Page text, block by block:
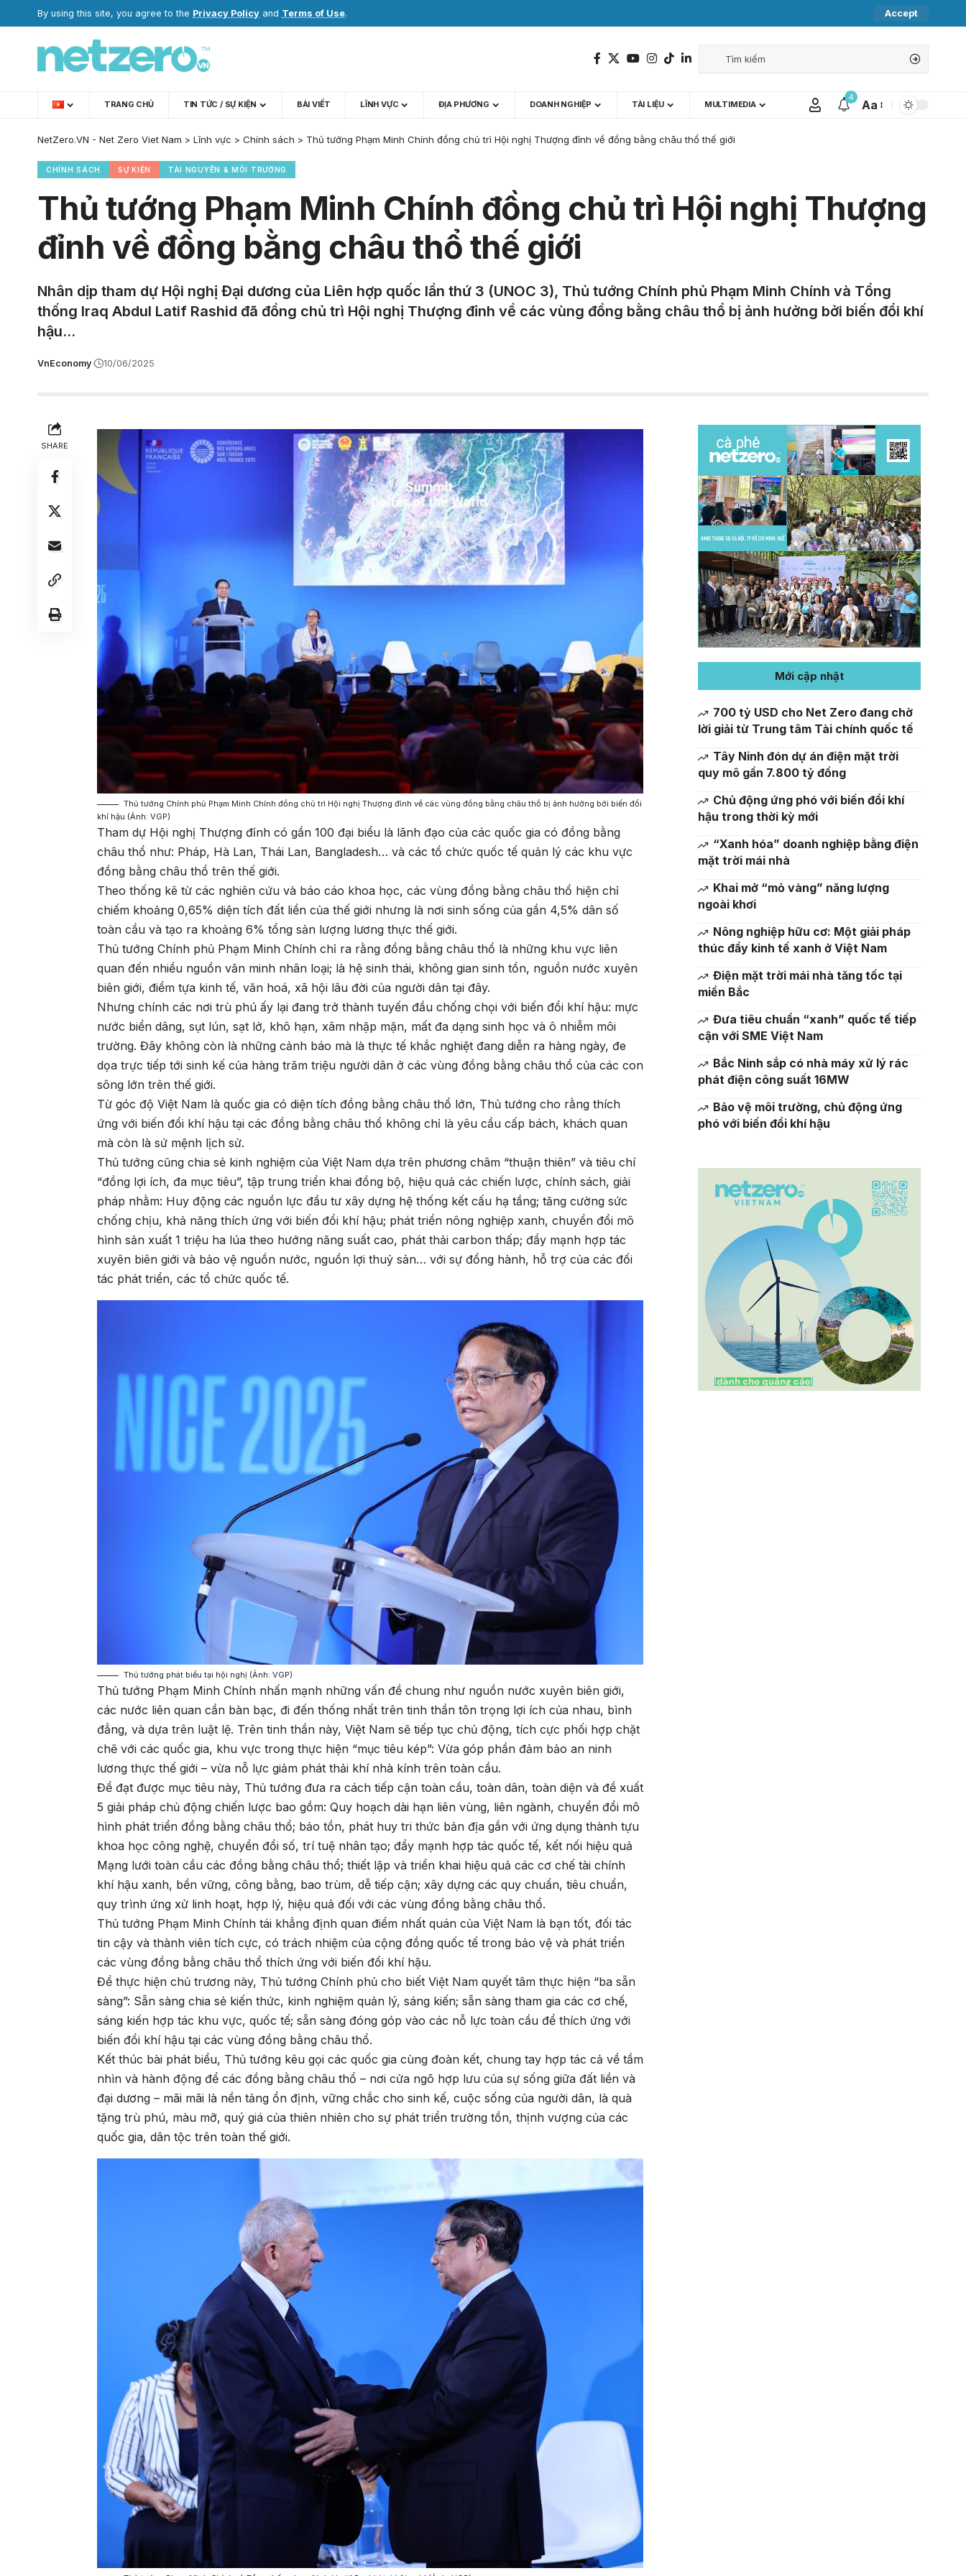
By using this site, you agree to the Privacy Policy and Terms of Use. Accept
TRANG CHỦ TIN TỨC / SỰ KIỆN BÀI VIẾT LĨNH VỰC ĐỊA PHƯƠNG DOANH NGHIỆP TÀI LIỆU MULTIMEDIA
4
Aa
NetZero.VN - Net Zero Viet Nam > Lĩnh vực > Chính sách > Thủ tướng Phạm Minh Chính đồng chủ trì Hội nghị Thượng đỉnh về đồng bằng châu thổ thế giới
CHÍNH SÁCH SỰ KIỆN TÀI NGUYÊN & MÔI TRƯỜNG
Thủ tướng Phạm Minh Chính đồng chủ trì Hội nghị Thượng
đỉnh về đồng bằng châu thổ thế giới
Nhân dịp tham dự Hội nghị Đại dương của Liên hợp quốc lần thứ 3 (UNOC 3), Thủ tướng Chính phủ Phạm Minh Chính và Tổng
thống Iraq Abdul Latif Rashid đã đồng chủ trì Hội nghị Thượng đỉnh về các vùng đồng bằng châu thổ bị ảnh hưởng bởi biến đổi khí
hậu...
VnEconomy 10/06/2025
SHARE
Thủ tướng Chính phủ Phạm Minh Chính đồng chủ trì Hội nghị Thượng đỉnh về các vùng đồng bằng châu thổ bị ảnh hưởng bởi biến đổi
khí hậu (Ảnh: VGP)
Tham dự Hội nghị Thượng đỉnh có gần 100 đại biểu là lãnh đạo của các quốc gia có đồng bằng
châu thổ như: Pháp, Hà Lan, Thái Lan, Bangladesh… và các tổ chức quốc tế quản lý các khu vực
đồng bằng châu thổ trên thế giới.
Theo thống kê từ các nghiên cứu và báo cáo khoa học, các vùng đồng bằng châu thổ hiện chỉ
chiếm khoảng 0,65% diện tích đất liền của thế giới nhưng là nơi sinh sống của gần 4,5% dân số
toàn cầu và tạo ra khoảng 6% tổng sản lượng lương thực thế giới.
Thủ tướng Chính phủ Phạm Minh Chính chỉ ra rằng đồng bằng châu thổ là những khu vực liên
quan đến nhiều nguồn văn minh nhân loại; là hệ sinh thái, không gian sinh tồn, nguồn nước xuyên
biên giới, điểm tựa kinh tế, văn hoá, xã hội lâu đời của người dân tại đây.
Nhưng chính các nơi trù phú ấy lại đang trở thành tuyến đầu chống chọi với biến đổi khí hậu: mực
nước biển dâng, sụt lún, sạt lở, khô hạn, xâm nhập mặn, mất đa dạng sinh học và ô nhiễm môi
trường. Đây không còn là những cảnh báo mà là thực tế khắc nghiệt đang diễn ra hàng ngày, đe
dọa trực tiếp tới sinh kế của hàng trăm triệu người dân ở các vùng đồng bằng châu thổ của các con
sông lớn trên thế giới.
Từ góc độ Việt Nam là quốc gia có diện tích đồng bằng châu thổ lớn, Thủ tướng cho rằng thích
ứng với biến đổi khí hậu tại các đồng bằng châu thổ không chỉ là yêu cầu cấp bách, khách quan
mà còn là sứ mệnh lịch sử.
Thủ tướng cũng chia sẻ kinh nghiệm của Việt Nam dựa trên phương châm “thuận thiên” và tiêu chí
“đồng lợi ích, đa mục tiêu”, tập trung triển khai đồng bộ, hiệu quả các chiến lược, chính sách, giải
pháp nhằm: Huy động các nguồn lực đầu tư xây dựng hệ thống kết cấu hạ tầng; tăng cường sức
chống chịu, khả năng thích ứng với biến đổi khí hậu; phát triển nông nghiệp xanh, chuyển đổi mô
hình sản xuất 1 triệu ha lúa theo hướng năng suất cao, phát thải carbon thấp; đẩy mạnh hợp tác
xuyên biên giới và bảo vệ nguồn nước, nguồn lợi thuỷ sản… với sự đồng hành, hỗ trợ của các đối
tác phát triển, các tổ chức quốc tế.
Thủ tướng phát biểu tại hội nghị (Ảnh: VGP)
Thủ tướng Phạm Minh Chính nhấn mạnh những vấn đề chung như nguồn nước xuyên biên giới,
các nước liên quan cần bàn bạc, đi đến thống nhất trên tinh thần tôn trọng lợi ích của nhau, bình
đẳng, và dựa trên luật lệ. Trên tinh thần này, Việt Nam sẽ tiếp tục chủ động, tích cực phối hợp chặt
chẽ với các quốc gia, khu vực trong thực hiện “mục tiêu kép”: Vừa góp phần đảm bảo an ninh
lương thực thế giới – vừa nỗ lực giảm phát thải khí nhà kính trên toàn cầu.
Để đạt được mục tiêu này, Thủ tướng đưa ra cách tiếp cận toàn cầu, toàn dân, toàn diện và đề xuất
5 giải pháp chủ động chiến lược bao gồm: Quy hoạch dài hạn liên vùng, liên ngành, chuyển đổi mô
hình phát triển đồng bằng châu thổ; bảo tồn, phát huy tri thức bản địa gắn với ứng dụng thành tựu
khoa học công nghệ, chuyển đổi số, trí tuệ nhân tạo; đẩy mạnh hợp tác quốc tế, kết nối hiệu quả
Mạng lưới toàn cầu các đồng bằng châu thổ; thiết lập và triển khai hiệu quả các cơ chế tài chính
khí hậu xanh, bền vững, công bằng, bao trùm, dễ tiếp cận; xây dựng các quy chuẩn, tiêu chuẩn,
quy trình ứng xử linh hoạt, hợp lý, hiệu quả đối với các vùng đồng bằng châu thổ.
Thủ tướng Phạm Minh Chính tái khẳng định quan điểm nhất quán của Việt Nam là bạn tốt, đối tác
tin cậy và thành viên tích cực, có trách nhiệm của cộng đồng quốc tế trong bảo vệ và phát triển
các vùng đồng bằng châu thổ thích ứng với biến đổi khí hậu.
Để thực hiện chủ trương này, Thủ tướng Chính phủ cho biết Việt Nam quyết tâm thực hiện “ba sẵn
sàng”: Sẵn sàng chia sẻ kiến thức, kinh nghiệm quản lý, sáng kiến; sẵn sàng tham gia các cơ chế,
sáng kiến hợp tác khu vực, quốc tế; sẵn sàng đóng góp vào các nỗ lực toàn cầu để thích ứng với
biến đổi khí hậu tại các vùng đồng bằng châu thổ.
Kết thúc bài phát biểu, Thủ tướng kêu gọi các quốc gia cùng đoàn kết, chung tay hợp tác cả về tầm
nhìn và hành động để các đồng bằng châu thổ – nơi cửa ngõ hợp lưu của sự sống giữa đất liền và
đại dương – mãi mãi là nền tảng ổn định, vững chắc cho sinh kế, cuộc sống của người dân, là quà
tặng trù phú, màu mỡ, quý giá của thiên nhiên cho sự phát triển trường tồn, thịnh vượng của các
quốc gia, dân tộc trên toàn thế giới.
Mới cập nhật
700 tỷ USD cho Net Zero đang chờ
lời giải từ Trung tâm Tài chính quốc tế
Tây Ninh đón dự án điện mặt trời
quy mô gần 7.800 tỷ đồng
Chủ động ứng phó với biến đổi khí
hậu trong thời kỳ mới
“Xanh hóa” doanh nghiệp bằng điện
mặt trời mái nhà
Khai mở “mỏ vàng” năng lượng
ngoài khơi
Nông nghiệp hữu cơ: Một giải pháp
thúc đẩy kinh tế xanh ở Việt Nam
Điện mặt trời mái nhà tăng tốc tại
miền Bắc
Đưa tiêu chuẩn “xanh” quốc tế tiếp
cận với SME Việt Nam
Bắc Ninh sắp có nhà máy xử lý rác
phát điện công suất 16MW
Bảo vệ môi trường, chủ động ứng
phó với biến đổi khí hậu